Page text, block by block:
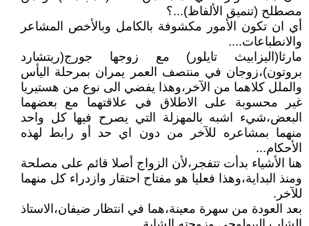
مصطلح (تنميق الألفاظ)...؟
أي ان تكون الأمور مكشوفة بالكامل وبالأخص المشاعر
والانطباعات....
مارثا(اليزابيث تايلور) مع زوجها جورج(ريتشارد
بروتون)،زوجان في منتصف العمر يمران بمرحلة اليأس
والملل كلاهما من الآخر،وهذا يفضي الى نوع من هستيريا
غير محسوبة على الاطلاق في علاقتهما مع بعضهما
البعض،شيء اشبه بالمهزلة التي يصرح فيها كل واحد
منهما بمشاعره للآخر من دون اي حد أو رابط لهذه
الأحكام...
هنا الأشياء بدأت تتفجر،لأن الزواج أصلا قائم على مصلحة
ومنذ البداية،وهذا فعليا هو مفتاح احتقار وازدراء كل منهما
للآخر.
بعد العودة من سهرة معينة،هما في انتظار ضيفان،الاستاذ